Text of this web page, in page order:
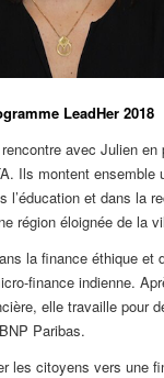
LeadHer 2018
avec Julien
Ils montent ensemble
l’éducation et dans la
région éloignée de la
la finance éthique et
finance indienne.
elle travaille pour
Paribas.
les citoyens vers une